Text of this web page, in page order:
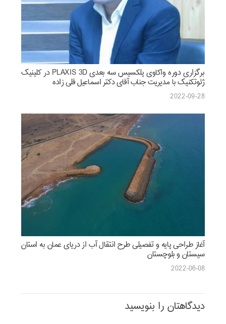
برگزاری دوره واکاوی پلکسیس سه بعدی PLAXIS 3D در کلینیک
ژئوتکنیک با مدیریت جناب آقای دکتر اسماعیل قلی زاده
2022-09-28
آغاز طراحی پایه و تفصیلی طرح انتقال آب از دریای عمان به استان
سیستان و بلوچستان
2022-06-08
دیدگاهتان را بنویسید